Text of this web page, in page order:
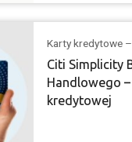
Karty kredytowe
Citi Simplicity
Handlowego
kredytowej